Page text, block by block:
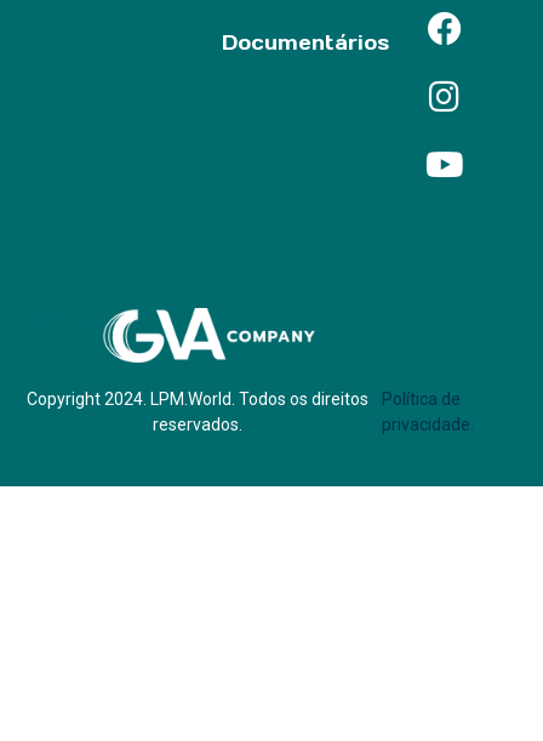
Documentários
Copyright 2024. LPM.World. Todos os direitos
reservados.
Política de
privacidade.